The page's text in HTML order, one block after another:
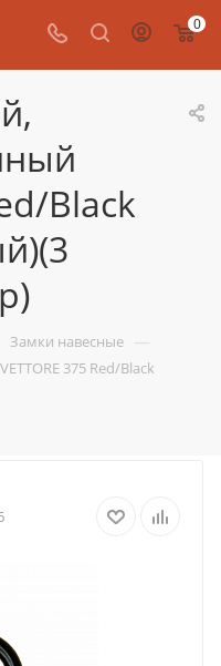
0
Black
Замки навесные —
375 Red/Black